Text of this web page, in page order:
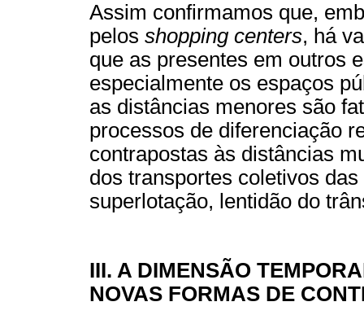
Assim confirmamos que,
pelos shopping centers, há
que as presentes em outros
especialmente os espaços
as distâncias menores são
processos de diferenciação
contrapostas às distâncias
dos transportes coletivos
superlotação, lentidão do
III. A DIMENSÃO
NOVAS FORMAS DE